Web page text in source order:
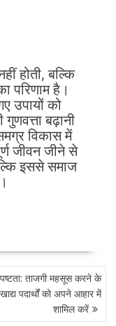
होती, बल्कि
परिणाम है।
उपायों को
बढ़ानी
विकास में
जीवन जीने से
इससे समाज
ताजगी महसूस करने के
पदार्थों को अपने आहार में
शामिल करें